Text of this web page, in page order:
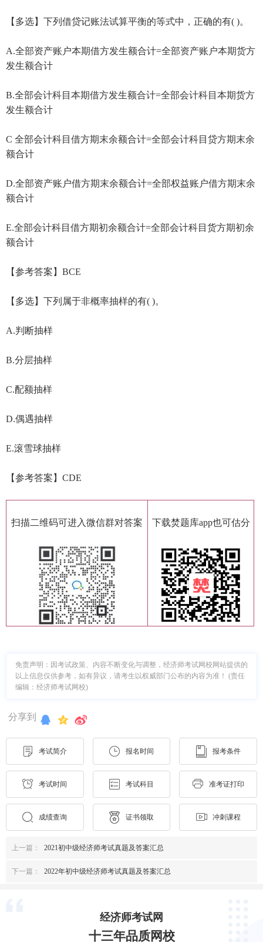
【多选】下列借贷记账法试算平衡的等式中，正确的有( )。
A.全部资产账户本期借方发生额合计=全部资产账户本期货方
发生额合计
B.全部会计科目本期借方发生额合计=全部会计科目本期货方
发生额合计
C 全部会计科目借方期末余额合计=全部会计科目贷方期末余
额合计
D.全部资产账户借方期末余额合计=全部权益账户借方期末余
额合计
E.全部会计科目借方期初余额合计=全部会计科目货方期初余
额合计
【参考答案】BCE
【多选】下列属于非概率抽样的有( )。
A.判断抽样
B.分层抽样
C.配额抽样
D.偶遇抽样
E.滚雪球抽样
【参考答案】CDE
扫描二维码可进入微信群对答案 下载焚题库app也可估分
免责声明：因考试政策、内容不断变化与调整，经济师考试网校网站提供的
以上信息仅供参考，如有异议，请考生以权威部门公布的内容为准！ (责任
编辑：经济师考试网校)
分享到
考试简介 报名时间 报考条件
考试时间 考试科目 准考证打印
成绩查询 证书领取 冲刺课程
上一篇： 2021初中级经济师考试真题及答案汇总
下一篇： 2022年初中级经济师考试真题及答案汇总
经济师考试网
十三年品质网校